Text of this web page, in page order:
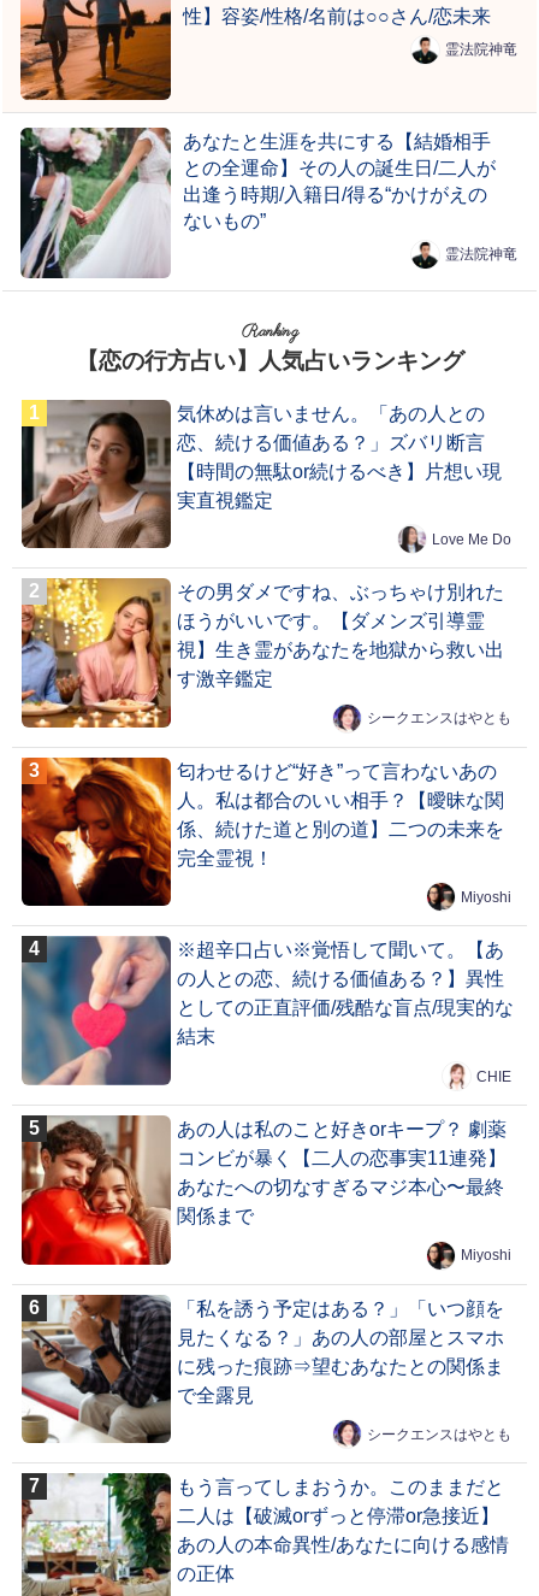
性】容姿/性格/名前は○○さん/恋未来
霊法院神竜
あなたと生涯を共にする【結婚相手
との全運命】その人の誕生日/二人が
出逢う時期/入籍日/得る“かけがえの
ないもの”
霊法院神竜
Ranking
【恋の行方占い】人気占いランキング
気休めは言いません。「あの人との
恋、続ける価値ある？」ズバリ断言
【時間の無駄or続けるべき】片想い現
実直視鑑定
Love Me Do
その男ダメですね、ぶっちゃけ別れた
ほうがいいです。【ダメンズ引導霊
視】生き霊があなたを地獄から救い出
す激辛鑑定
シークエンスはやとも
匂わせるけど“好き”って言わないあの
人。私は都合のいい相手？【曖昧な関
係、続けた道と別の道】二つの未来を
完全霊視！
Miyoshi
※超辛口占い※覚悟して聞いて。【あ
の人との恋、続ける価値ある？】異性
としての正直評価/残酷な盲点/現実的な
結末
CHIE
あの人は私のこと好きorキープ？ 劇薬
コンビが暴く【二人の恋事実11連発】
あなたへの切なすぎるマジ本心〜最終
関係まで
Miyoshi
「私を誘う予定はある？」「いつ顔を
見たくなる？」あの人の部屋とスマホ
に残った痕跡⇒望むあなたとの関係ま
で全露見
シークエンスはやとも
もう言ってしまおうか。このままだと
二人は【破滅orずっと停滞or急接近】
あの人の本命異性/あなたに向ける感情
の正体